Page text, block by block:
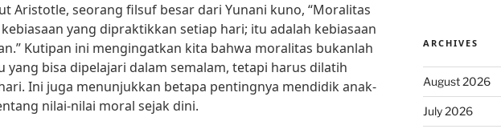
Aristotle, seorang filsuf besar dari Yunani kuno, “Moralitas
yang dipraktikkan setiap hari; itu adalah kebiasaan
Kutipan ini mengingatkan kita bahwa moralitas bukanlah
yang bisa dipelajari dalam semalam, tetapi harus dilatih
Ini juga menunjukkan betapa pentingnya mendidik anak-
nilai-nilai moral sejak dini.
ARCHIVES
August 2026
July 2026